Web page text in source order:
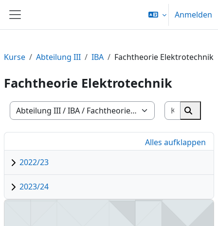
Website-Übersicht
Anmelden
Kurse Abteilung III IBA Fachtheorie Elektrotechnik
Fachtheorie Elektrotechnik
Kursbereiche
Kurse
Kurse
Alles aufklappen
2022/23
2023/24
IBA22 Elektrotechnik